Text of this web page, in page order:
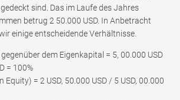
sind. Das im Laufe des Jahres
betrug 2 50.000 USD. In Anbetracht
einige entscheidende Verhältnisse.
dem Eigenkapital = 5, 00.000 USD
= 100%
Equity) = 2 USD, 50.000 USD / 5 USD, 00.000